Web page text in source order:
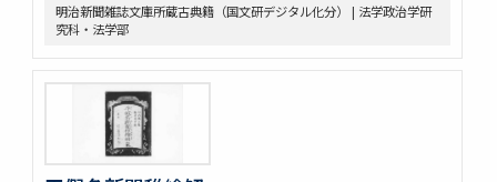
明治新聞雑誌文庫所蔵古典籍（国文研デジタル化分） | 法学政治学研
究科・法学部